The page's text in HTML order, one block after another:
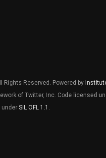
Rights Reserved. Powered by
of Twitter, Inc. Code licensed
SIL OFL 1.1 .